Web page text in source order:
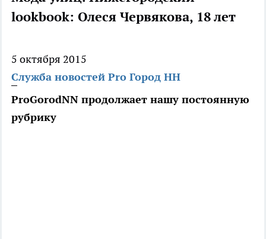
lookbook: Олеся Червякова, 18 лет
5 октября 2015
Служба новостей Pro Город НН
ProGorodNN продолжает нашу постоянную
рубрику